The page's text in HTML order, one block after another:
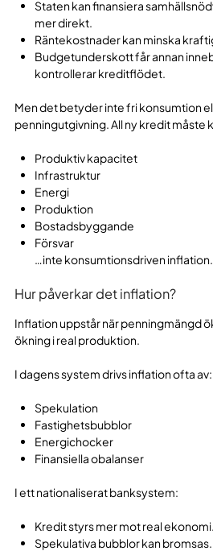
Staten kan finansiera
mer direkt.
Räntekostnader kan minska
Budgetunderskott får annan
kontrollerar kreditflödet.
Men det betyder inte fri konsumtion
penningutgivning. All ny kredit måste
Produktiv kapacitet
Infrastruktur
Energi
Produktion
Bostadsbyggande
Försvar
…inte konsumtionsdriven inflation.
Hur påverkar det inflation?
Inflation uppstår när penningmängd
ökning i real produktion.
I dagens system drivs inflation ofta av:
Spekulation
Fastighetsbubblor
Energichocker
Finansiella obalanser
I ett nationaliserat banksystem:
Kredit styrs mer mot real ekonomi.
Spekulativa bubblor kan bromsas.